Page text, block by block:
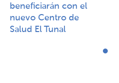
beneficiarán con el
nuevo Centro de
Salud El Tunal